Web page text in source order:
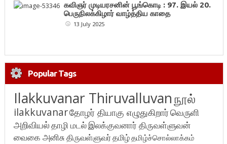
கவிஞர் முடியரசனின் பூங்கொடி : 97. இயல் 20.
பெருநிலக்கிழார் வாழ்த்திய காதை
13 July 2025
Popular Tags
Ilakkuvanar Thiruvalluvanநூல்
ilakkuvanarதோழர் தியாகு எழுதுகிறார்வெருளி
அறிவியல்தாழி மடல்இலக்குவனார் திருவள்ளுவன்
வைகை அனிசுதிருவள்ளுவர்தமிழ்தமிழ்ச்சொல்லாக்கம்